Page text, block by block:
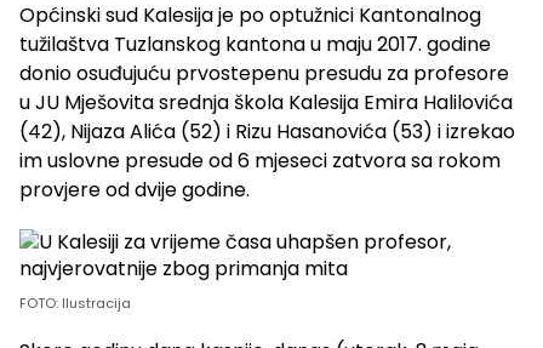
Općinski sud Kalesija je po optužnici Kantonalnog
tužilaštva Tuzlanskog kantona u maju 2017. godine
donio osuđujuću prvostepenu presudu za profesore
u JU Mješovita srednja škola Kalesija Emira Halilovića
(42), Nijaza Alića (52) i Rizu Hasanovića (53) i izrekao
im uslovne presude od 6 mjeseci zatvora sa rokom
provjere od dvije godine.
FOTO: Ilustracija